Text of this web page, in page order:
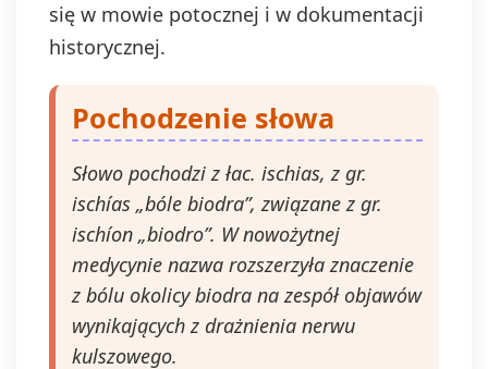
się w mowie potocznej i w dokumentacji
historycznej.
Pochodzenie słowa
Słowo pochodzi z łac. ischias, z gr.
ischías „bóle biodra”, związane z gr.
ischíon „biodro”. W nowożytnej
medycynie nazwa rozszerzyła znaczenie
z bólu okolicy biodra na zespół objawów
wynikających z drażnienia nerwu
kulszowego.